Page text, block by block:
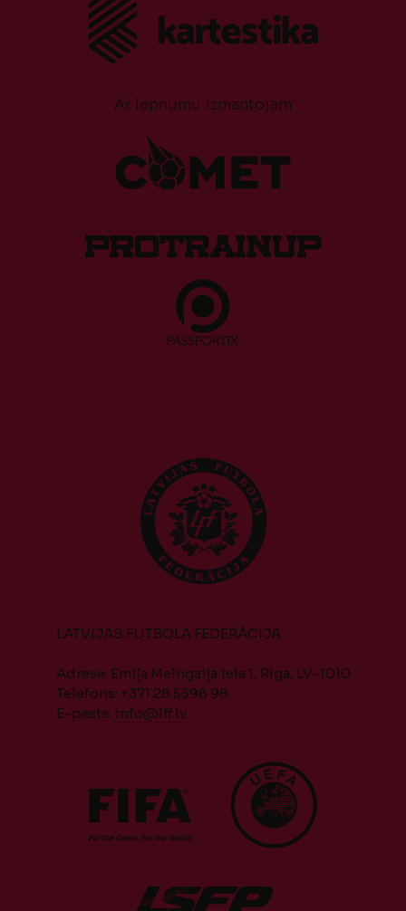
Ar lepnumu izmantojam
LATVIJAS FUTBOLA FEDERĀCIJA
Adrese: Emiļa Melngaiļa iela 1, Rīga, LV-1010
Telefons: +371 28 5598 98
E-pasts: info@lff.lv